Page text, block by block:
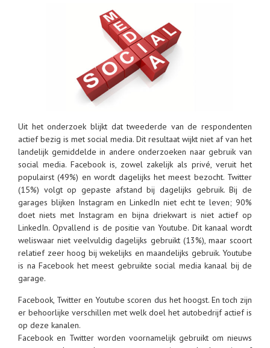
Uit het onderzoek blijkt dat tweederde van de respondenten
actief bezig is met social media. Dit resultaat wijkt niet af van het
landelijk gemiddelde in andere onderzoeken naar gebruik van
social media. Facebook is, zowel zakelijk als privé, veruit het
populairst (49%) en wordt dagelijks het meest bezocht. Twitter
(15%) volgt op gepaste afstand bij dagelijks gebruik. Bij de
garages blijken Instagram en LinkedIn niet echt te leven; 90%
doet niets met Instagram en bijna driekwart is niet actief op
LinkedIn. Opvallend is de positie van Youtube. Dit kanaal wordt
weliswaar niet veelvuldig dagelijks gebruikt (13%), maar scoort
relatief zeer hoog bij wekelijks en maandelijks gebruik. Youtube
is na Facebook het meest gebruikte social media kanaal bij de
garage.
Facebook, Twitter en Youtube scoren dus het hoogst. En toch zijn
er behoorlijke verschillen met welk doel het autobedrijf actief is
op deze kanalen.
Facebook en Twitter worden voornamelijk gebruikt om nieuws